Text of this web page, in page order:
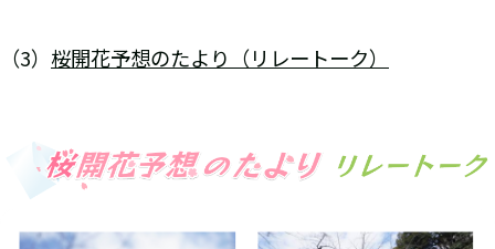
（3） 桜開花予想のたより（リレートーク）